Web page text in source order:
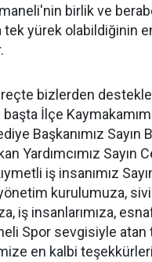
birlik ve
yürek olabildiğinin
bizlerden
İlçe
Başkanımız Sayın
Yardımcımız Sayın
iş insanımız
kurulumuza,
iş insanlarımıza,
Spor sevgisiyle atan
en kalbi